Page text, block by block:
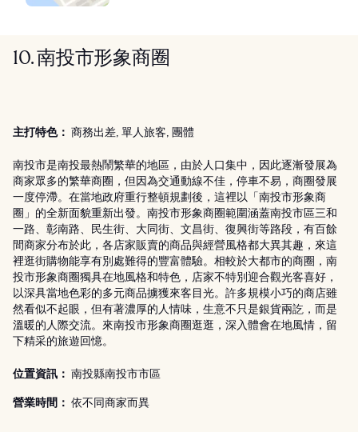
10. 南投市形象商圈
主打特色： 商務出差, 單人旅客, 團體
南投市是南投最熱鬧繁華的地區，由於人口集中，因此逐漸發展為
商家眾多的繁華商圈，但因為交通動線不佳，停車不易，商圈發展
一度停滯。在當地政府重行整頓規劃後，這裡以「南投市形象商
圈」的全新面貌重新出發。南投市形象商圈範圍涵蓋南投市區三和
一路、彰南路、民生街、大同街、文昌街、復興街等路段，有百餘
間商家分布於此，各店家販賣的商品與經營風格都大異其趣，來這
裡逛街購物能享有別處難得的豐富體驗。相較於大都市的商圈，南
投市形象商圈獨具在地風格和特色，店家不特別迎合觀光客喜好，
以深具當地色彩的多元商品擄獲來客目光。許多規模小巧的商店雖
然看似不起眼，但有著濃厚的人情味，生意不只是銀貨兩訖，而是
溫暖的人際交流。來南投市形象商圈逛逛，深入體會在地風情，留
下精采的旅遊回憶。
位置資訊： 南投縣南投市市區
營業時間： 依不同商家而異